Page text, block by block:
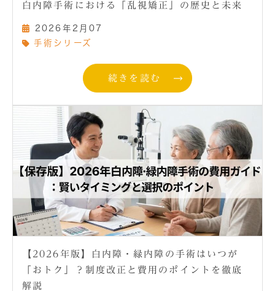
白内障手術における「乱視矯正」の歴史と未来
2026年2月07
手術シリーズ
続きを読む
【2026年版】白内障・緑内障の手術はいつが
「おトク」？制度改正と費用のポイントを徹底
解説